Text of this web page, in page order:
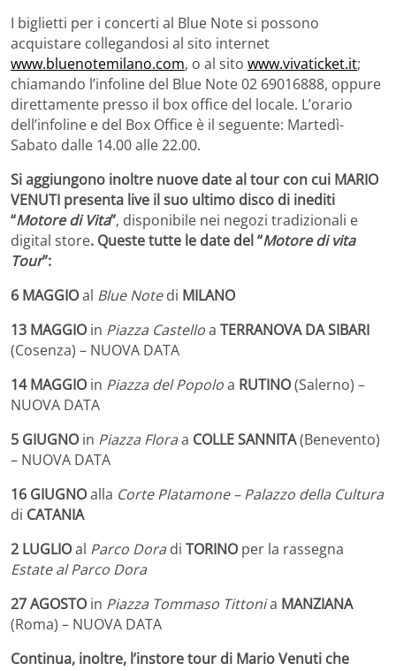
I biglietti per i concerti al Blue Note si possono
acquistare collegandosi al sito internet
www.bluenotemilano.com, o al sito www.vivaticket.it;
chiamando l’infoline del Blue Note 02 69016888, oppure
direttamente presso il box office del locale. L’orario
dell’infoline e del Box Office è il seguente: Martedì-
Sabato dalle 14.00 alle 22.00.
Si aggiungono inoltre nuove date al tour con cui MARIO
VENUTI presenta live il suo ultimo disco di inediti
“Motore di Vita”, disponibile nei negozi tradizionali e
digital store. Queste tutte le date del “Motore di vita
Tour”:
6 MAGGIOal Blue Notedi MILANO
13 MAGGIO in Piazza Castelloa TERRANOVA DA SIBARI
(Cosenza) – NUOVA DATA
14 MAGGIO in Piazza del Popoloa RUTINO(Salerno) –
NUOVA DATA
5 GIUGNO in Piazza Floraa COLLE SANNITA(Benevento)
– NUOVA DATA
16 GIUGNOalla Corte Platamone – Palazzo della Cultura
di CATANIA
2 LUGLIOal Parco Dora di TORINO per la rassegna
Estate al Parco Dora
27 AGOSTO in Piazza Tommaso Tittonia MANZIANA
(Roma) – NUOVA DATA
Continua, inoltre, l’instore tour di Mario Venuti che